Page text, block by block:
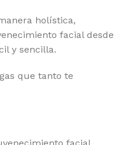
holística,
facial desde
y sencilla.
que tanto te